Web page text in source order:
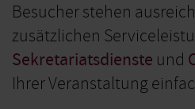
Besucher stehen
zusätzlichen
Sekretariatsdienste und
Ihrer Veranstaltung